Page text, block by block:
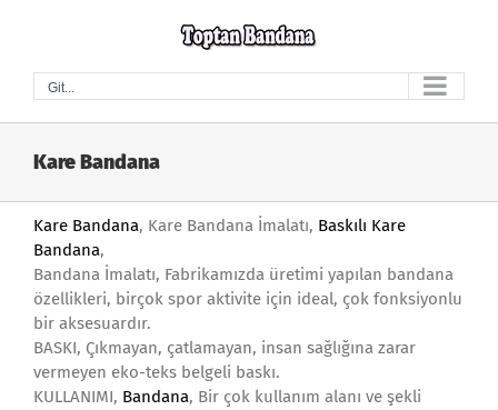
Git...
Kare Bandana
Kare Bandana, Kare Bandana İmalatı, Baskılı Kare
Bandana,
Bandana İmalatı, Fabrikamızda üretimi yapılan bandana
özellikleri, birçok spor aktivite için ideal, çok fonksiyonlu
bir aksesuardır.
BASKI, Çıkmayan, çatlamayan, insan sağlığına zarar
vermeyen eko-teks belgeli baskı.
KULLANIMI, Bandana, Bir çok kullanım alanı ve şekli